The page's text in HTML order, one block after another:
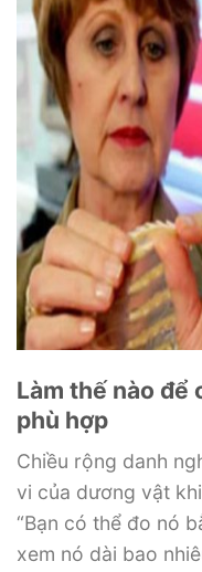
Làm thế nào để
phù hợp
Chiều rộng danh
vi của dương vật
“Bạn có thể đo nó
xem nó dài bao